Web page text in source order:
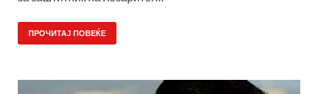
ПРОЧИТАЈ ПОВЕЌЕ